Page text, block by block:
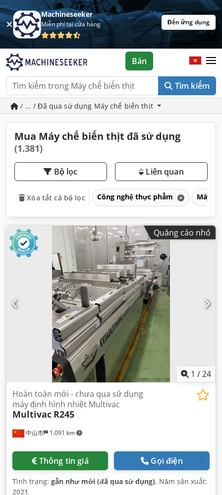
Machineseeker
Miễn phí tại cửa hàng Đến ứng dụng
Tìm kiếm
Bán
/ ... / Đã qua sử dụng Máy chế biến thịt
Mua Máy chế biến thịt đã sử dụng
(1.381)
Bộ lọc Liên quan
Xóa tất cả bộ lọc Công nghệ thực phẩm Máy
Quảng cáo nhỏ
1 /24
中山市 1.091 km
Hoàn toàn mới - chưa qua sử dụng
máy định hình nhiệt Multivac
Multivac R245
Thông tin giá Gọi điện
Tình trạng: gần như mới (đã qua sử dụng), Năm sản xuất:
2021,